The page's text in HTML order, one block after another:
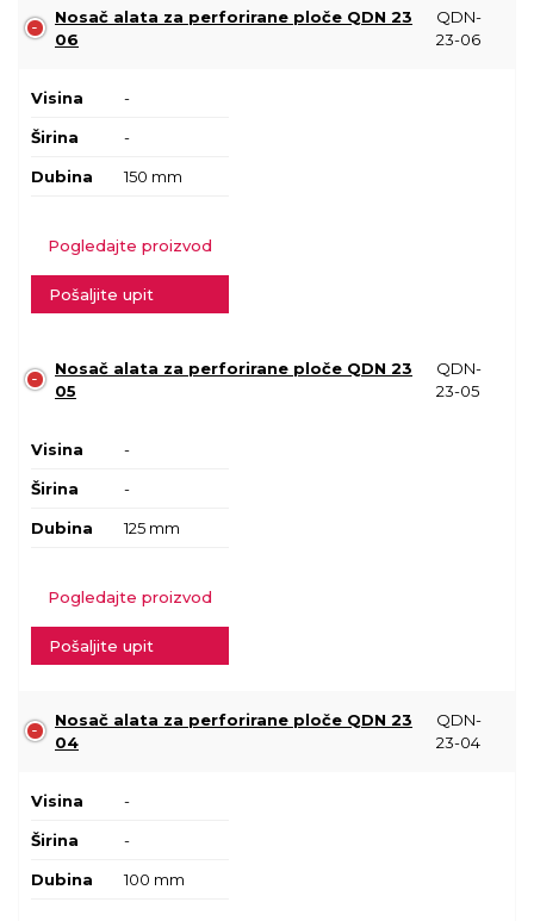
Nosač alata za perforirane ploče QDN 23
06
QDN-
23-06
Visina -
Širina -
Dubina 150 mm
Pogledajte proizvod
Pošaljite upit
Nosač alata za perforirane ploče QDN 23
05
QDN-
23-05
Visina -
Širina -
Dubina 125 mm
Pogledajte proizvod
Pošaljite upit
Nosač alata za perforirane ploče QDN 23
04
QDN-
23-04
Visina -
Širina -
Dubina 100 mm